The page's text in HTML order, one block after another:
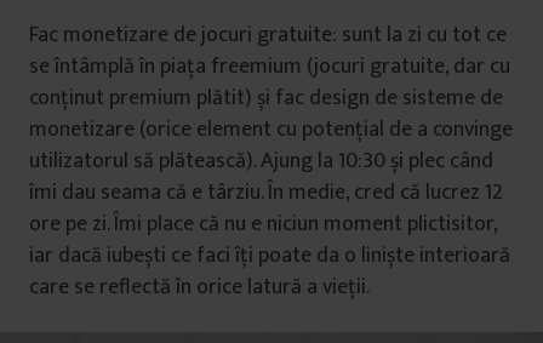
Fac monetizare de jocuri gratuite: sunt la zi cu tot ce
se întâmplă în piața freemium (jocuri gratuite, dar cu
conținut premium plătit) și fac design de sisteme de
monetizare (orice element cu potențial de a convinge
utilizatorul să plătească). Ajung la 10:30 și plec când
îmi dau seama că e târziu. În medie, cred că lucrez 12
ore pe zi. Îmi place că nu e niciun moment plictisitor,
iar dacă iubești ce faci îți poate da o liniște interioară
care se reflectă în orice latură a vieții.